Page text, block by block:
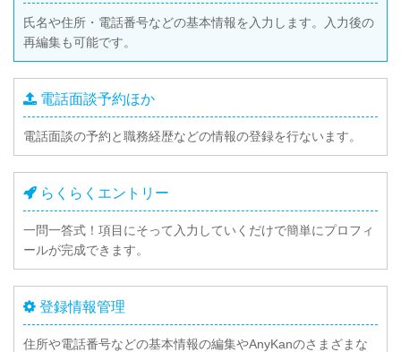
氏名や住所・電話番号などの基本情報を入力します。入力後の
再編集も可能です。
電話面談予約ほか
電話面談の予約と職務経歴などの情報の登録を行ないます。
らくらくエントリー
一問一答式！項目にそって入力していくだけで簡単にプロフィ
ールが完成できます。
登録情報管理
住所や電話番号などの基本情報の編集やAnyKanのさまざまな